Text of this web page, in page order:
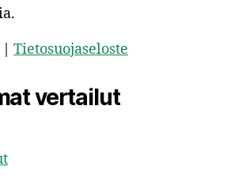
| Tietosuojaseloste
vertailut